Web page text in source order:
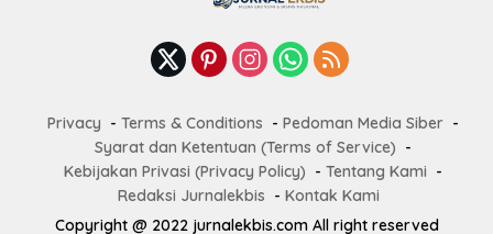
Privacy Terms & Conditions
Pedoman Media Siber
Syarat dan Ketentuan (Terms of Service)
Kebijakan Privasi (Privacy Policy)
Tentang Kami
Redaksi Jurnalekbis
Kontak Kami
Copyright @ 2022 jurnalekbis.com All right reserved